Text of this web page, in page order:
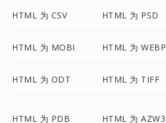
HTML 为 CSV HTML 为 PSD
HTML 为 MOBI HTML 为 WEBP
HTML 为 ODT HTML 为 TIFF
HTML 为 PDB HTML 为 AZW3